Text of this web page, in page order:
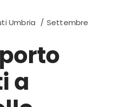
Umbria
Settembre
a